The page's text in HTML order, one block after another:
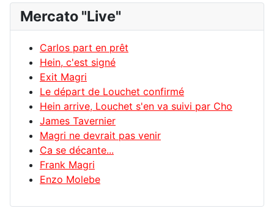
Mercato "Live"
Carlos part en prêt
Hein, c'est signé
Exit Magri
Le départ de Louchet confirmé
Hein arrive, Louchet s'en va suivi par Cho
James Tavernier
Magri ne devrait pas venir
Ca se décante...
Frank Magri
Enzo Molebe